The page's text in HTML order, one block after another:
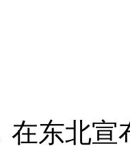
纲
在东北